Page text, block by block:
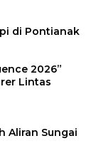
di Pontianak
2026”
Lintas
Aliran Sungai